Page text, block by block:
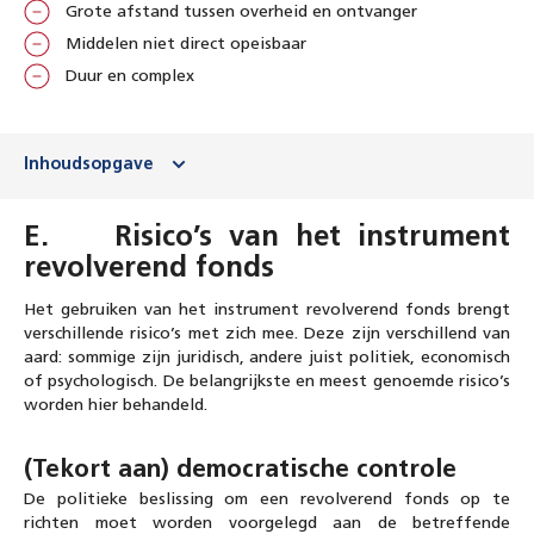
Grote afstand tussen overheid en ontvanger
Middelen niet direct opeisbaar
Duur en complex
Inhoudsopgave
E. Risico’s van het instrument
revolverend fonds
Het gebruiken van het instrument revolverend fonds brengt
verschillende risico’s met zich mee. Deze zijn verschillend van
aard: sommige zijn juridisch, andere juist politiek, economisch
of psychologisch. De belangrijkste en meest genoemde risico’s
worden hier behandeld.
(Tekort aan) democratische controle
De politieke beslissing om een revolverend fonds op te
richten moet worden voorgelegd aan de betreffende